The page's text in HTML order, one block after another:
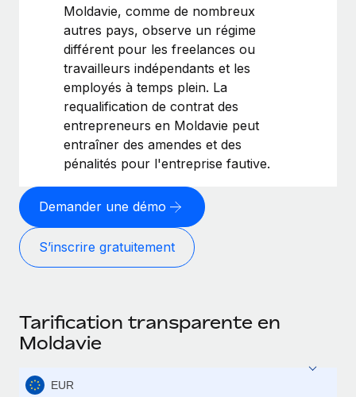
Moldavie, comme de nombreux
autres pays, observe un régime
différent pour les freelances ou
travailleurs indépendants et les
employés à temps plein. La
requalification de contrat des
entrepreneurs en Moldavie peut
entraîner des amendes et des
pénalités pour l'entreprise fautive.
Demander une démo
S’inscrire gratuitement
Tarification transparente en
Moldavie
EUR